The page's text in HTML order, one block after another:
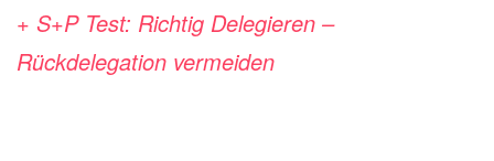
+ S+P Test: Richtig Delegieren –
Rückdelegation vermeiden